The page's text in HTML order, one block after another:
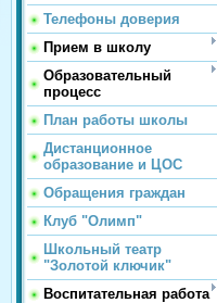
Телефоны доверия
Прием в школу
Образовательный
процесс
План работы школы
Дистанционное
образование и ЦОС
Обращения граждан
Клуб "Олимп"
Школьный театр
"Золотой ключик"
Воспитательная работа